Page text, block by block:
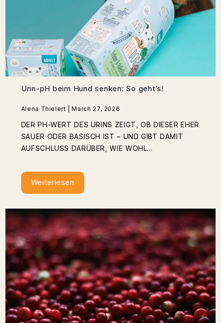
Urin-pH beim Hund senken: So geht’s!
Alena Thielert | March 27, 2026
DER PH-WERT DES URINS ZEIGT, OB DIESER EHER
SAUER ODER BASISCH IST – UND GIBT DAMIT
AUFSCHLUSS DARÜBER, WIE WOHL...
Weiterlesen